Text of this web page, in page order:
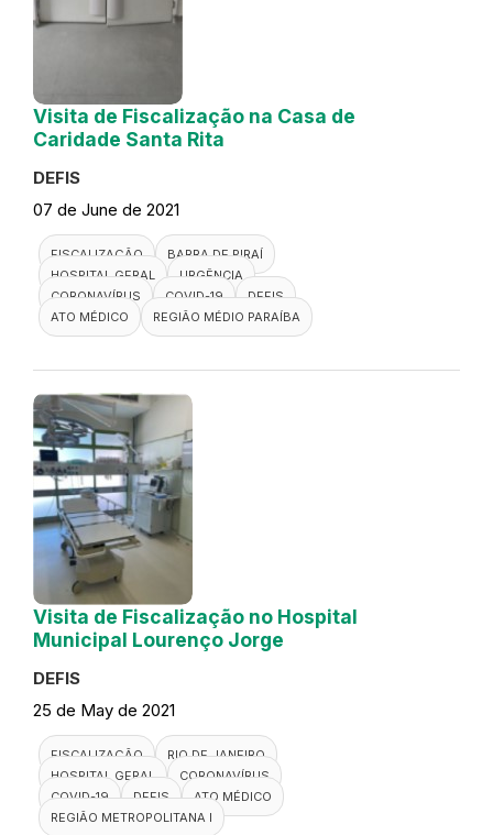
Visita de Fiscalização na Casa de
Caridade Santa Rita
DEFIS
07 de June de 2021
FISCALIZAÇÃO
BARRA DE PIRAÍ
HOSPITAL GERAL
URGÊNCIA
CORONAVÍRUS
COVID-19
DEFIS
ATO MÉDICO
REGIÃO MÉDIO PARAÍBA
Visita de Fiscalização no Hospital
Municipal Lourenço Jorge
DEFIS
25 de May de 2021
FISCALIZAÇÃO
RIO DE JANEIRO
HOSPITAL GERAL
CORONAVÍRUS
COVID-19
DEFIS
ATO MÉDICO
REGIÃO METROPOLITANA I